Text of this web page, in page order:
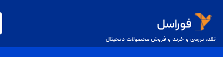
نقد، بررسی و خرید و فروش محصولات دیجیتال